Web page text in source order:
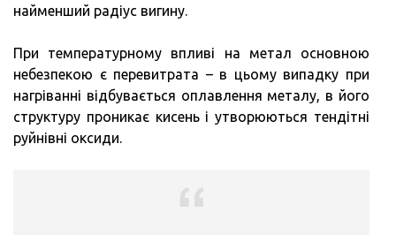
найменший радіус вигину.
При температурному впливі на метал основною
небезпекою є перевитрата – в цьому випадку при
нагріванні відбувається оплавлення металу, в його
структуру проникає кисень і утворюються тендітні
руйнівні оксиди.